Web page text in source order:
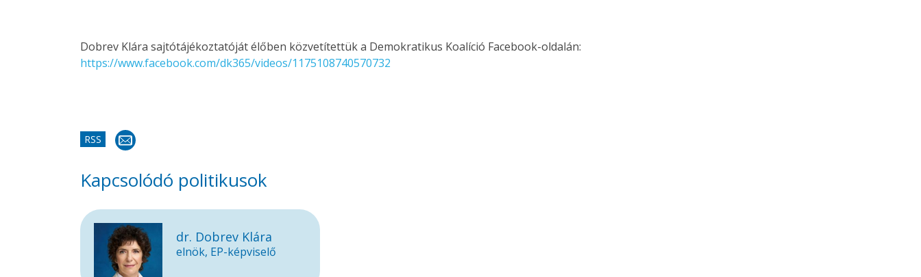
Dobrev Klára sajtótájékoztatóját élőben közvetítettük a Demokratikus Koalíció Facebook-oldalán:
https://www.facebook.com/dk365/videos/1175108740570732
RSS
Kapcsolódó politikusok
dr. Dobrev Klára
elnök, EP-képviselő